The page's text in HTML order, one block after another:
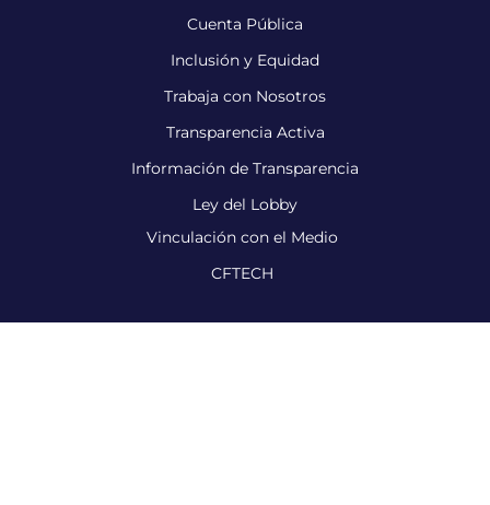
Cuenta Pública
Inclusión y Equidad
Trabaja con Nosotros
Transparencia Activa
Información de Transparencia
Ley del Lobby
Vinculación con el Medio
CFTECH